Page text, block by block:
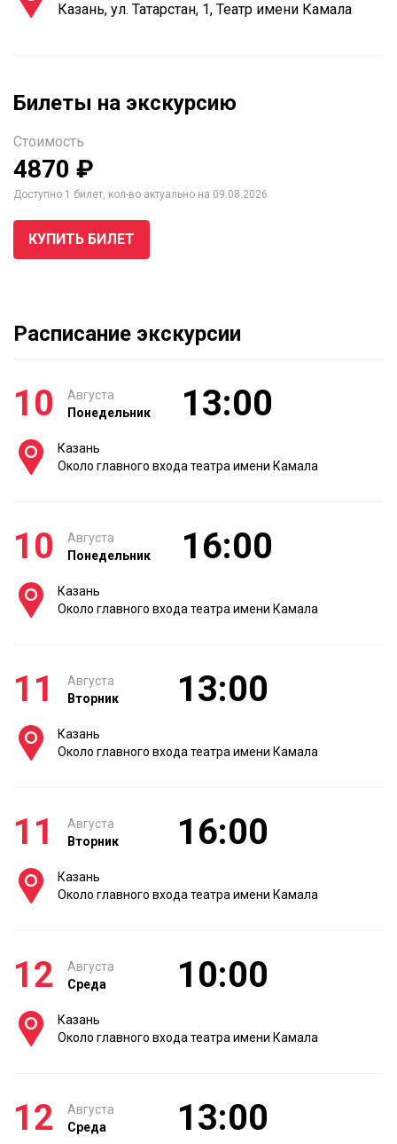
Казань, ул. Татарстан, 1, Театр имени Камала
Билеты на экскурсию
Стоимость
4870 ₽
Доступно 1 билет, кол-во актуально на 09.08.2026
КУПИТЬ БИЛЕТ
Расписание экскурсии
10
Августа
Понедельник
13:00
Казань
Около главного входа театра имени Камала
10
Августа
Понедельник
16:00
Казань
Около главного входа театра имени Камала
11
Августа
Вторник
13:00
Казань
Около главного входа театра имени Камала
11
Августа
Вторник
16:00
Казань
Около главного входа театра имени Камала
12
Августа
Среда
10:00
Казань
Около главного входа театра имени Камала
12
Августа
Среда
13:00